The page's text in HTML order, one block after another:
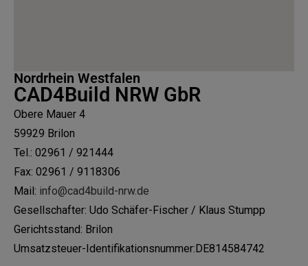
Nordrhein Westfalen
CAD4Build NRW GbR
Obere Mauer 4
59929 Brilon
Tel.: 02961 / 921444
Fax: 02961 / 9118306
Mail: info@cad4build-nrw.de
Gesellschafter: Udo Schäfer-Fischer / Klaus Stumpp
Gerichtsstand: Brilon
Umsatzsteuer-Identifikationsnummer:DE814584742